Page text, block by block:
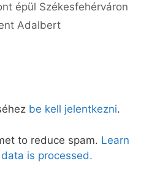
épül Székesfehérváron
Adalbert
be kell jelentkezni.
to reduce spam. Learn
is processed.